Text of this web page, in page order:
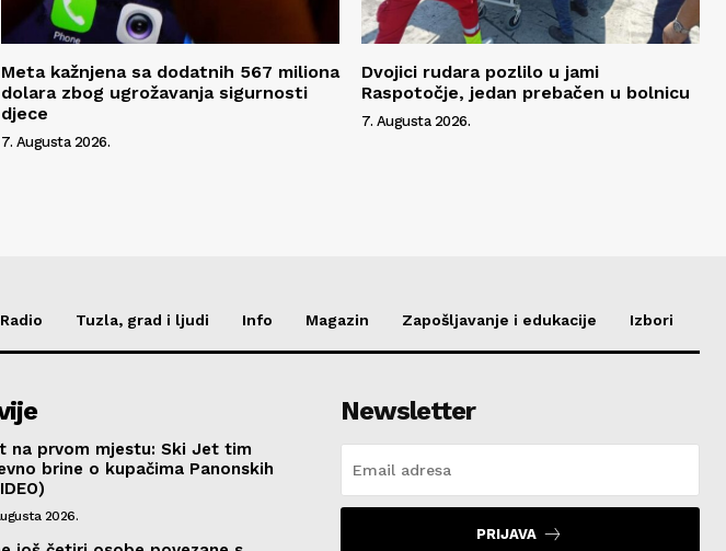
Meta kažnjena sa dodatnih 567 miliona
dolara zbog ugrožavanja sigurnosti
djece
7. Augusta 2026.
Dvojici rudara pozlilo u jami
Raspotočje, jedan prebačen u bolnicu
7. Augusta 2026.
Radio Tuzla, grad i ljudi Info Magazin Zapošljavanje i edukacije Izbori
na prvom mjestu: Ski Jet tim
brine o kupačima Panonskih
2026.
Newsletter
PRIJAVA